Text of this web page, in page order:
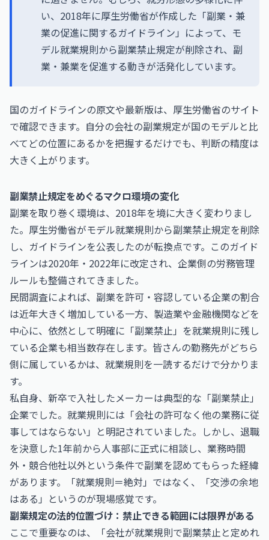
い、2018年に厚生労働省が作成した「副業・兼
業の促進に関するガイドライン」によって、モ
デル就業規則から副業禁止規定が削除され、副
業・兼業を促進する動きが活発化しています。
国のガイドラインの原文や最新版は、 厚生労働省のサイト
で確認できます。自分の会社の副業規定が国のモデルと比
べてどの位置にあるかを把握するだけでも、判断の精度は
大きく上がります。
副業禁止規定をめぐるマクロ環境の変化
副業を取り巻く環境は、2018年を境に大きく変わりまし
た。厚生労働省がモデル就業規則から副業禁止規定を削除
し、ガイドラインを公表したのが転換点です。このガイド
ラインは2020年・2022年に改定され、企業側の労務管理
ルールも整備されてきました。
民間調査によれば、副業を許可・容認している企業の割合
は近年大きく増加している一方、製造業や金融機関などを
中心に、依然として明確に「副業禁止」を就業規則に残し
ている企業も相当数存在します。皆さんの勤務先がどちら
側に属しているかは、就業規則を一読するだけで分かりま
す。
私自身、新卒で入社したメーカーは典型的な「副業禁止」
企業でした。就業規則には「会社の許可なく他の業務に従
事してはならない」と明記されていました。しかし、退職
を決意した1年前から人事部に正式に相談し、業務時間
外・競合他社以外という条件で副業を認めてもらった経緯
があります。「就業規則＝絶対」ではなく、「交渉の余地
はある」というのが現場感覚です。
副業規定の法的位置づけ：禁止できる範囲には限界がある
ここで重要なのは、「会社が就業規則で副業禁止と定めれ